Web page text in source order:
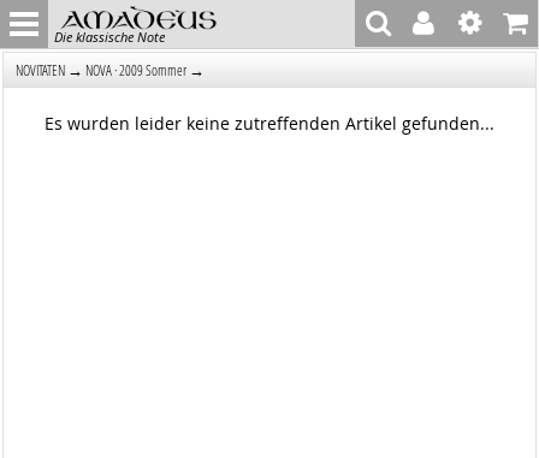
Die klassische Note
NOVITÄTEN → NOVA · 2009 Sommer →
Es wurden leider keine zutreffenden Artikel gefunden...